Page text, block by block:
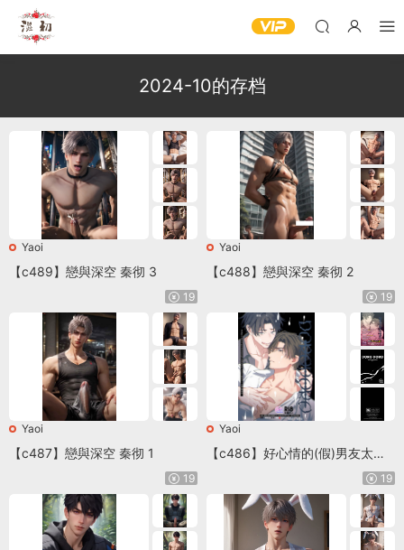
2024-10的存档
Yaoi
【c489】戀與深空 秦彻 3
19
Yaoi
【c488】戀與深空 秦彻 2
19
Yaoi
【c487】戀與深空 秦彻 1
19
Yaoi
【c486】好心情的(假)男友太過
鬼畜我招架不住-商業番外篇
19